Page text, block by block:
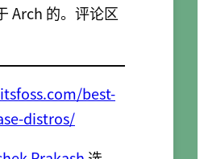
Arch 的。评论区
best-
distros/